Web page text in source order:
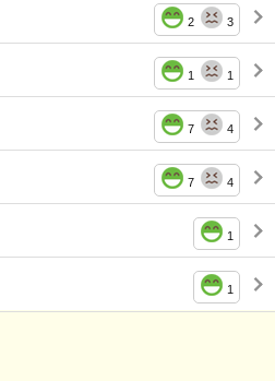
2 3
1 1
7 4
7 4
1
1